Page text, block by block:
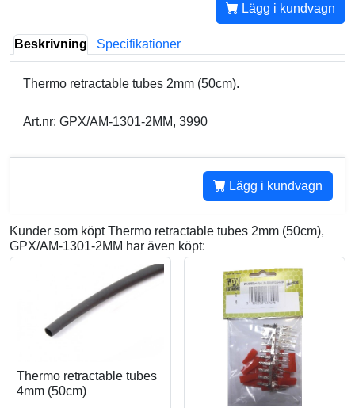
Lägg i kundvagn
Beskrivning Specifikationer
Thermo retractable tubes 2mm (50cm).
Art.nr: GPX/AM-1301-2MM, 3990
Lägg i kundvagn
Kunder som köpt Thermo retractable tubes 2mm (50cm),
GPX/AM-1301-2MM har även köpt:
Thermo retractable tubes
4mm (50cm)